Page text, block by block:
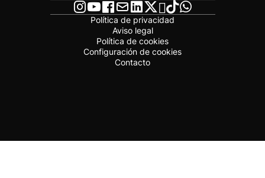
Política de privacidad
Aviso legal
Política de cookies
Configuración de cookies
Contacto